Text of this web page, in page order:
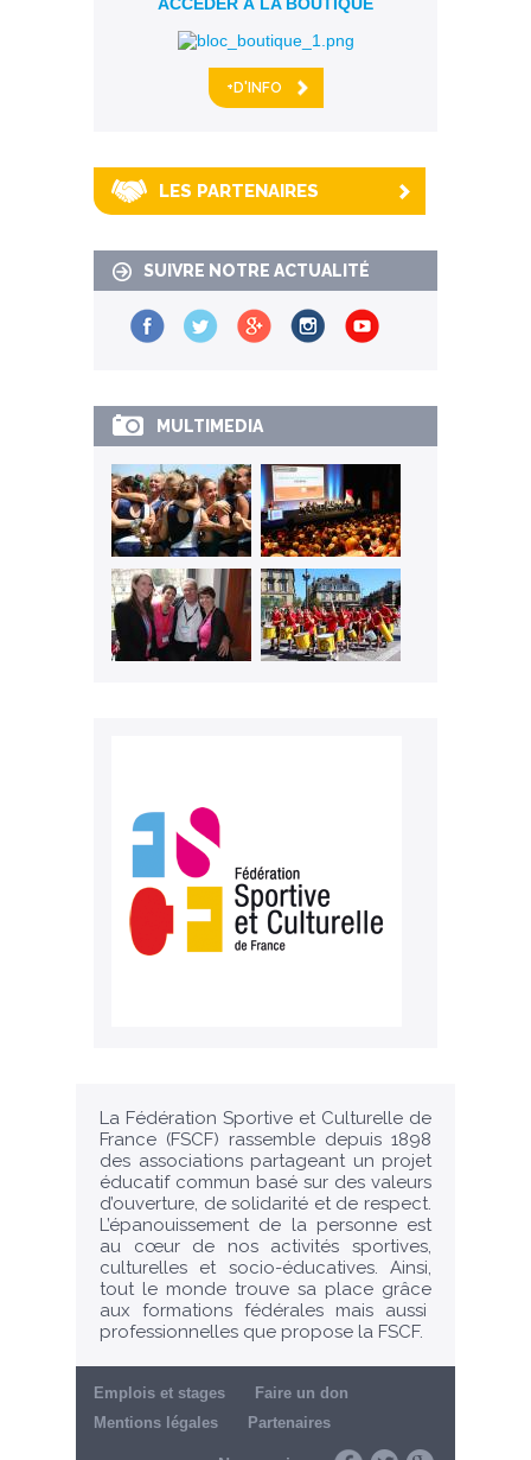
+D'INFO
LES PARTENAIRES
SUIVRE NOTRE ACTUALITÉ
MULTIMEDIA
La Fédération Sportive et Culturelle de
France (FSCF) rassemble depuis 1898
des associations partageant un projet
éducatif commun basé sur des valeurs
d’ouverture, de solidarité et de respect.
L’épanouissement de la personne est
au cœur de nos activités sportives,
culturelles et socio-éducatives. Ainsi,
tout le monde trouve sa place grâce
aux formations fédérales mais aussi
professionnelles que propose la FSCF.
Emplois et stages
Faire un don
Mentions légales
Partenaires